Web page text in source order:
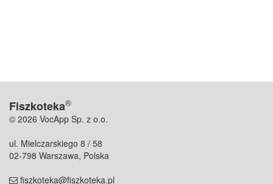
Fiszkoteka®
© 2026 VocApp Sp. z o.o.
ul. Mielczarskiego 8 / 58
02-798 Warszawa, Polska
fiszkoteka@fiszkoteka.pl